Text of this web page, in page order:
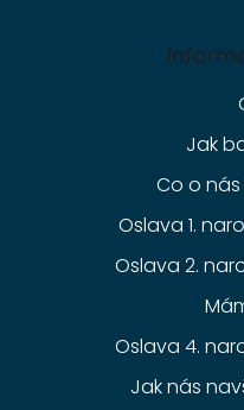
Jak
Co o nás
Oslava 1.
Oslava 2.
Oslava 4.
Jak nás